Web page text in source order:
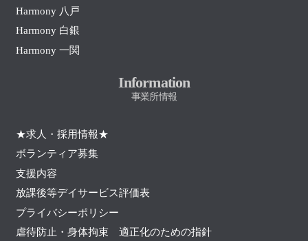
Harmony 八戸
Harmony 白銀
Harmony 一関
Information
事業所情報
★求人・採用情報★
ボランティア募集
支援内容
放課後等デイサービス評価表
プライバシーポリシー
虐待防止・身体拘束 適正化のための指針